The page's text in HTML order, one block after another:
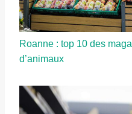
Roanne : top 10 des
d’animaux